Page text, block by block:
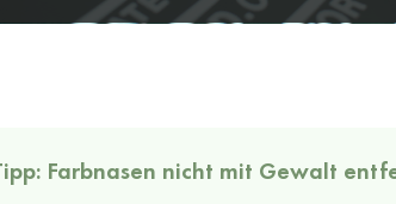
Farbnasen nicht mit Gewalt